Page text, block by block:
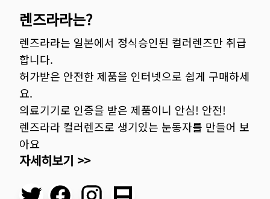
렌즈라라는?
렌즈라라는 일본에서 정식승인된 컬러렌즈만 취급
합니다.
허가받은 안전한 제품을 인터넷으로 쉽게 구매하세
요.
의료기기로 인증을 받은 제품이니 안심! 안전!
렌즈라라 컬러렌즈로 생기있는 눈동자를 만들어 보
아요
자세히보기 >>